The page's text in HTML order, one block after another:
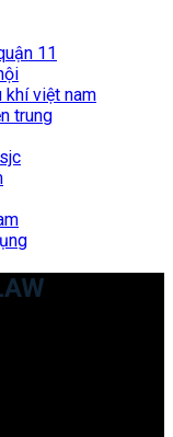
11
việt nam
trung